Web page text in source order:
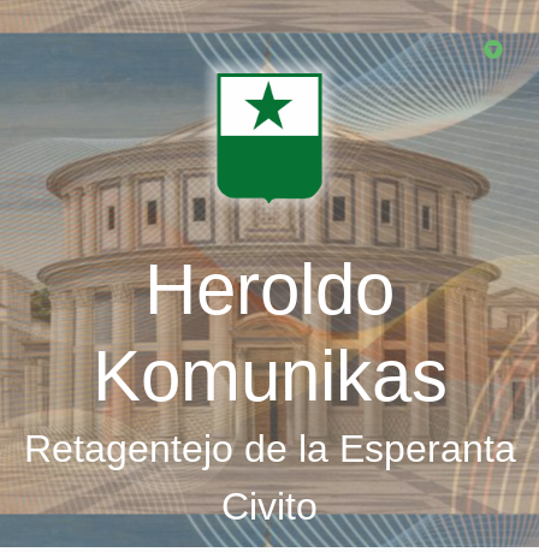
Skip
Heroldo
Komunikas
Retagentejo de la Esperanta
Civito